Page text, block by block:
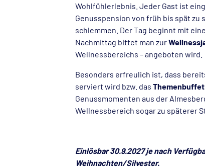
Wohlfühlerlebnis. Jeder Gast ist
Genusspension von früh bis spät zu
schlemmen. Der Tag beginnt mit
Nachmittag bittet man zur
Wellnessbereichs – angeboten wird.
Besonders erfreulich ist, dass
serviert wird bzw. das Themenbuffet
Genussmomenten aus der
Wellnessbereich sogar zu späterer
Einlösbar 30.9.2027 je nach
Weihnachten/Silvester.